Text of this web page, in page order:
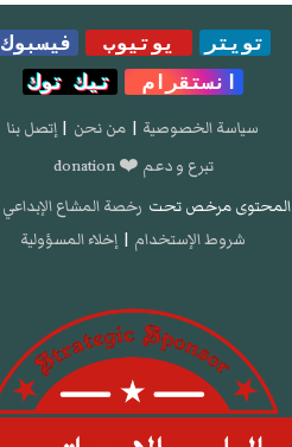
تويتر يوتيوب
فيسبوك
انستقرام
تيك توك
سياسة الخصوصية | من نحن | إتصل بنا
تبرع و دعم ❤️ donation
المحتوى مرخص تحت رخصة المشاع الإبداعي 3.0
شروط الإستخدام | إخلاء المسؤولية